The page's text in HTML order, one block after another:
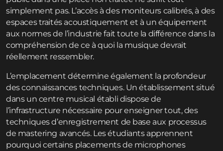
simplement pas. L’accès à des moniteurs calibrés, à des
espaces traités acoustiquement et à un équipement
aux normes de l’industrie fait toute la différence dans la
compréhension de ce à quoi la musique devrait
réellement ressembler.
L’emplacement détermine également la profondeur
des connaissances techniques. Un établissement situé
dans un centre musical établi dispose de
l’infrastructure nécessaire pour enseigner tout, des
techniques d’enregistrement de base aux processus
de mastering avancés. Les étudiants apprennent
pourquoi certains placements de microphones